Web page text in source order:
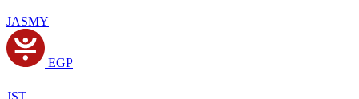
JASMY
EGP
JST